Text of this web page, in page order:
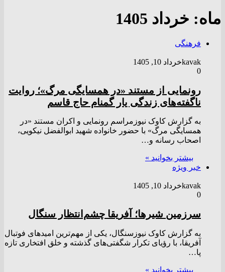
ماه: خرداد 1405
فرهنگی
kavakخرداد 10, 1405
0
رونمایی از مستند «در همسایگی مرگ»؛ روایت
ناگفته‌های زندگی یار گمنام حاج قاسم
به گزارش کاوک نیوزمراسم رونمایی و اکران مستند «در
همسایگی مرگ» با حضور خانواده شهید ابوالفضل نیکویی،
اصحاب رسانه و…
بیشتر بخوانید »
خبر ویژه
kavakخرداد 10, 1405
0
سرزمین شیرها؛ آفریقا چشم‌انتظار سنگال
به گزارش کاوک نیوزسنگال، یکی از مهم‌ترین امید‌های فوتبال
آفریقا، با رؤیای تکرار شگفتی‌های گذشته و خلق افتخاری تازه
پا…
بیشتر بخوانید »